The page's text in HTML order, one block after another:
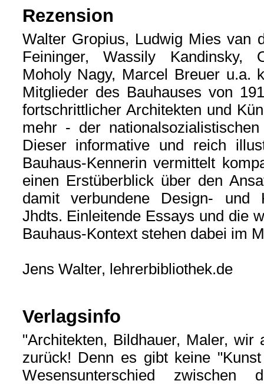
Rezension
Walter Gropius, Ludwig Mies van
Feininger, Wassily Kandinsky,
Moholy Nagy, Marcel Breuer u.a.
Mitglieder des Bauhauses von
fortschrittlicher Architekten und
mehr - der
Dieser informative und reich
Bauhaus-Kennerin vermittelt
einen Erstüberblick über den
damit verbundene Design- und
Jhdts. Einleitende Essays und die
Bauhaus-Kontext stehen dabei im
Jens Walter, lehrerbibliothek.de
Verlagsinfo
"Architekten, Bildhauer, Maler, wir
zurück! Denn es gibt keine
Wesensunterschied